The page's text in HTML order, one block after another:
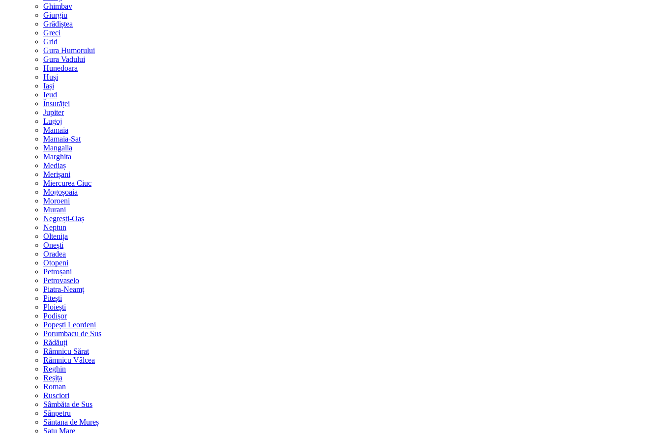
Ghimbav
Giurgiu
Grădiștea
Greci
Grid
Gura Humorului
Gura Vadului
Hunedoara
Huși
Iași
Ieud
Însurăței
Jupiter
Lugoj
Mamaia
Mamaia-Sat
Mangalia
Marghita
Mediaș
Merișani
Miercurea Ciuc
Mogoșoaia
Moroeni
Murani
Negrești-Oaș
Neptun
Oltenița
Onești
Oradea
Otopeni
Petroșani
Petrovaselo
Piatra-Neamț
Pitești
Ploiești
Podișor
Popești Leordeni
Porumbacu de Sus
Rădăuți
Râmnicu Sărat
Râmnicu Vâlcea
Reghin
Reșița
Roman
Rusciori
Sâmbăta de Sus
Sânpetru
Sântana de Mureș
Satu Mare